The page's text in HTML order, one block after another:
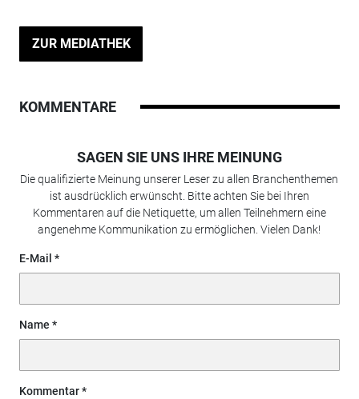
ZUR MEDIATHEK
KOMMENTARE
SAGEN SIE UNS IHRE MEINUNG
Die qualifizierte Meinung unserer Leser zu allen Branchenthemen
ist ausdrücklich erwünscht. Bitte achten Sie bei Ihren
Kommentaren auf die Netiquette, um allen Teilnehmern eine
angenehme Kommunikation zu ermöglichen. Vielen Dank!
E-Mail
Name
Kommentar